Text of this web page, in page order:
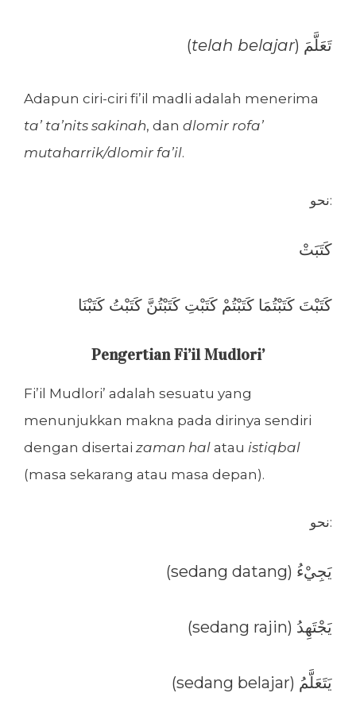
(telah belajar ) تَعَلَّمَ
Adapun ciri-ciri fi’il madli adalah menerima
ta’ ta’nits sakinah, dan dlomir rofa’
mutaharrik/dlomir fa’il.
نحو:
كَتَبَتْ
كَتَبْتَ كَتَبْتُمَا كَتَبْتُمْ كَتَبْتِ كَتَبْتُنَّ كَتَبْتُ كَتَبْنَا
Pengertian Fi’il Mudlori’
Fi’il Mudlori’ adalah sesuatu yang
menunjukkan makna pada dirinya sendiri
dengan disertai zaman hal atau istiqbal
(masa sekarang atau masa depan).
نحو:
(sedang datang) يَجِيْءُ
(sedang rajin) يَجْتَهِدُ
(sedang belajar) يَتَعَلَّمُ